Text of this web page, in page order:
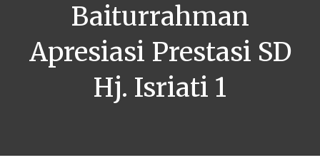
Baiturrahman
Apresiasi Prestasi SD
Hj. Isriati 1